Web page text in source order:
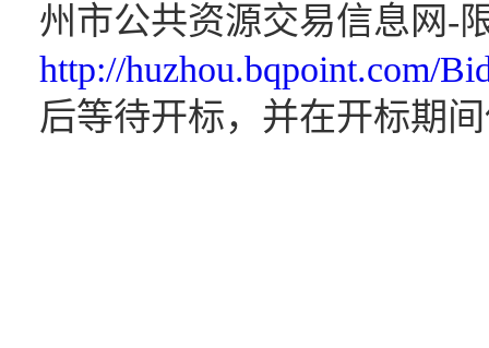
州市公共资源交易信息网-
http://huzhou.bqpoint.com/
后等待开标，并在开标期